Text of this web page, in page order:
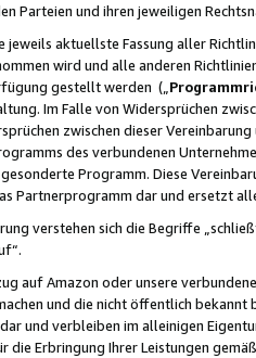
Parteien und ihren jeweiligen
jeweils aktuellste Fassung aller
wird und alle anderen
gestellt werden („
Im Falle von Widersprüchen
zwischen dieser
des verbundenen
Programm. Diese
Partnerprogramm dar und ersetzt
verstehen sich die Begriffe
auf Amazon oder unsere
und die nicht öffentlich
und verbleiben im alleinigen
die Erbringung Ihrer Leistungen